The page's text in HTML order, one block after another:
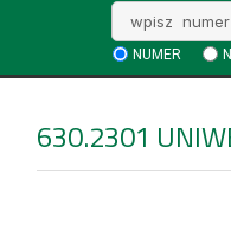
numer
NUMER
630.2301